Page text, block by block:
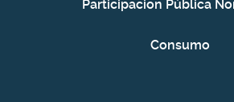
Participacion Pública
Consumo